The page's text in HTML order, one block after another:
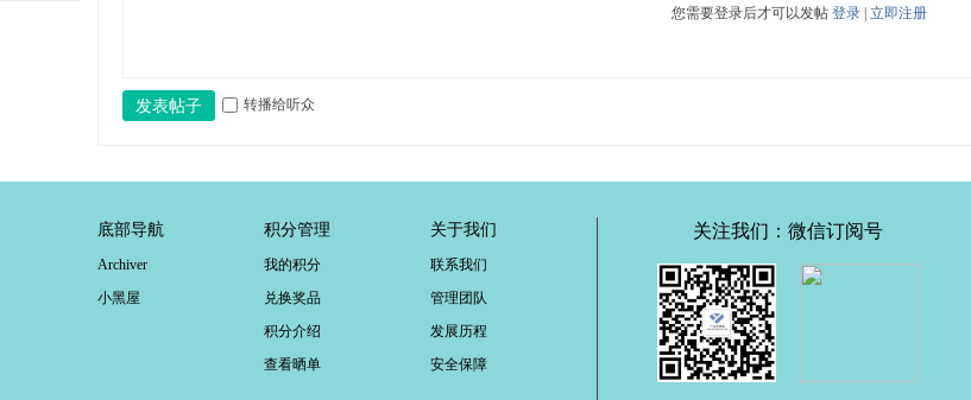
辅
导
网
您需要登录后才可以发帖 登录| 立即注册
发表帖子 转播给听众
底部导航
Archiver
小黑屋
积分管理
我的积分
兑换奖品
积分介绍
查看晒单
关于我们
联系我们
管理团队
发展历程
安全保障
关注我们：微信订阅号